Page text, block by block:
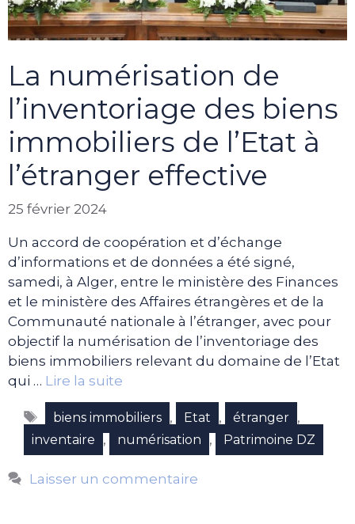
La numérisation de
l’inventoriage des biens
immobiliers de l’Etat à
l’étranger effective
25 février 2024
Un accord de coopération et d’échange
d’informations et de données a été signé,
samedi, à Alger, entre le ministère des Finances
et le ministère des Affaires étrangères et de la
Communauté nationale à l’étranger, avec pour
objectif la numérisation de l’inventoriage des
biens immobiliers relevant du domaine de l’Etat
qui … Lire la suite
Étiquettes
biens immobiliers , Etat , étranger ,
inventaire , numérisation , Patrimoine DZ
Laisser un commentaire